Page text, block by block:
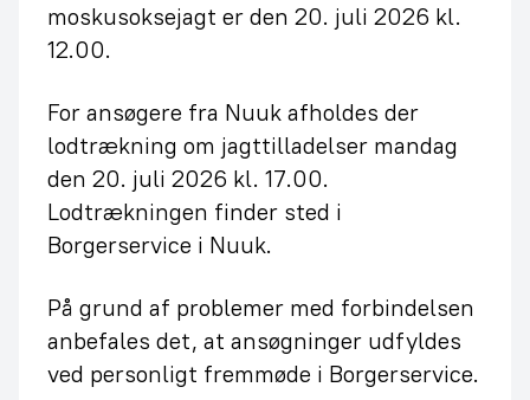
moskusoksejagt er den 20. juli 2026 kl.
12.00.
For ansøgere fra Nuuk afholdes der
lodtrækning om jagttilladelser mandag
den 20. juli 2026 kl. 17.00.
Lodtrækningen finder sted i
Borgerservice i Nuuk.
På grund af problemer med forbindelsen
anbefales det, at ansøgninger udfyldes
ved personligt fremmøde i Borgerservice.